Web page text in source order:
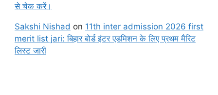
से चेक करें।
Sakshi Nishad on 11th inter admission 2026 first
merit list jari: बिहार बोर्ड इंटर एडमिशन के लिए प्रथम मैरिट
लिस्ट जारी